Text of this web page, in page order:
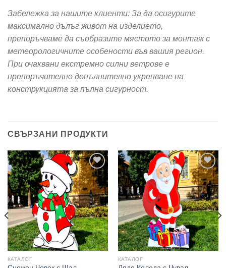
Забележка за нашите клиенти: За да осигурите
максимално дълъг живот на изделието,
препоръчваме да съобразите мястото за монтаж с
метеорологичните особености във вашия регион.
При очаквани екстремно силни ветрове е
препоръчително допълнително укрепване на
конструкцията за пълна сигурност.
СВЪРЗАНИ ПРОДУКТИ
Add to
wishlist
КАТАЛОГ
Add to
wishlist
КАТАЛОГ